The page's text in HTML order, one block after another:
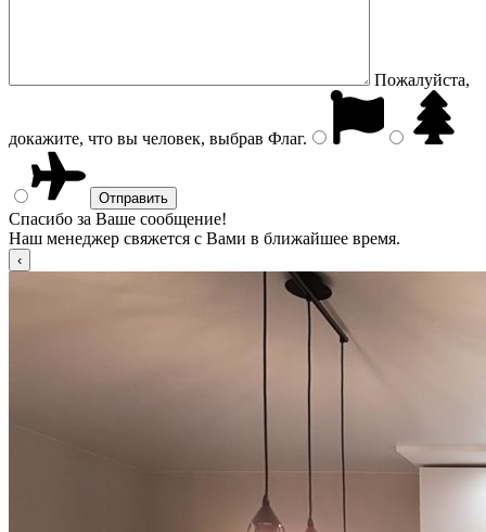
Пожалуйста,
докажите, что вы человек, выбрав Флаг.
Спасибо за Ваше сообщение!
Наш менеджер свяжется с Вами в ближайшее время.